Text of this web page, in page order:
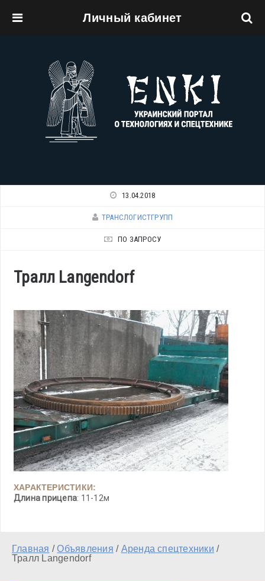
Личный кабинет
13.04.2018
ТРАНСЛОГИСТГРУПП
ПО ЗАПРОСУ
Тралл Langendorf
ХАРАКТЕРИСТИКИ:
Длина прицепа: 11-12м
Главная /Объявления / Аренда спецтехники /
Тралл Langendorf